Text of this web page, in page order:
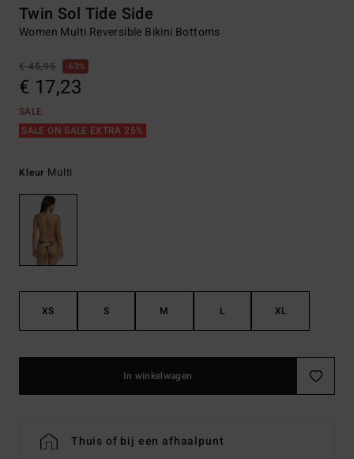
Twin Sol Tide Side
Women Multi Reversible Bikini Bottoms
€ 45,95 63%
€ 17,23
SALE
SALE ON SALE EXTRA 25%
Kleur Multi
XS S M L XL
In winkelwagen
Thuis of bij een afhaalpunt